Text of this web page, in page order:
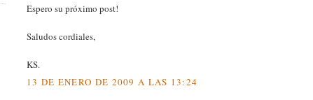
Espero su próximo post!
Saludos cordiales,
KS.
13 DE ENERO DE 2009 A LAS 13:24